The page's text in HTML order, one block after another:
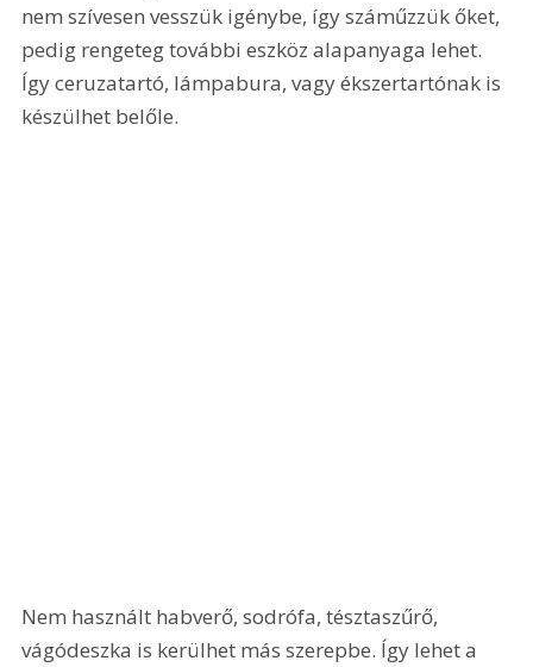
nem szívesen vesszük igénybe, így száműzzük őket,
pedig rengeteg további eszköz alapanyaga lehet.
Így ceruzatartó, lámpabura, vagy ékszertartónak is
készülhet belőle.
Nem használt habverő, sodrófa, tésztaszűrő,
vágódeszka is kerülhet más szerepbe. Így lehet a